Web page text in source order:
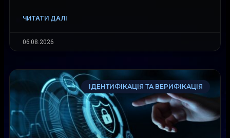
ЧИТАТИ ДАЛІ
06.08.2026
ІДЕНТИФІКАЦІЯ ТА ВЕРИФІКАЦІЯ